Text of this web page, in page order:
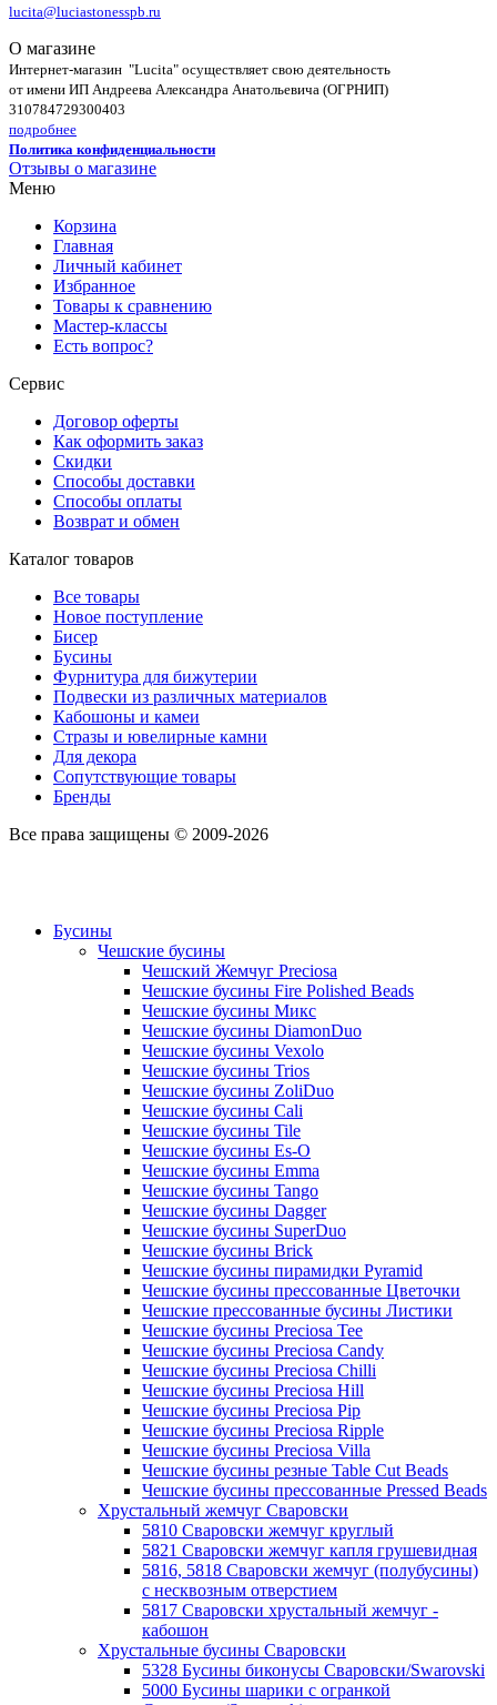
lucita@luciastonesspb.ru
О магазине
Интернет-магазин "Lucita" осуществляет свою деятельность
от имени ИП Андреева Александра Анатольевича (ОГРНИП)
310784729300403
подробнее
Политика конфиденциальности
Отзывы о магазине
Меню
Корзина
Главная
Личный кабинет
Избранное
Товары к сравнению
Мастер-классы
Есть вопрос?
Сервис
Договор оферты
Как оформить заказ
Скидки
Способы доставки
Способы оплаты
Возврат и обмен
Каталог товаров
Все товары
Новое поступление
Бисер
Бусины
Фурнитура для бижутерии
Подвески из различных материалов
Кабошоны и камеи
Стразы и ювелирные камни
Для декора
Сопутствующие товары
Бренды
Все права защищены © 2009-2026
Бусины
Чешские бусины
Чешский Жемчуг Preciosa
Чешские бусины Fire Polished Beads
Чешские бусины Микс
Чешские бусины DiamonDuo
Чешские бусины Vexolo
Чешские бусины Trios
Чешские бусины ZoliDuo
Чешские бусины Cali
Чешские бусины Tile
Чешские бусины Es-O
Чешские бусины Emma
Чешские бусины Tango
Чешские бусины Dagger
Чешские бусины SuperDuo
Чешские бусины Brick
Чешские бусины пирамидки Pyramid
Чешские бусины прессованные Цветочки
Чешские прессованные бусины Листики
Чешские бусины Preciosa Tee
Чешские бусины Preciosa Candy
Чешские бусины Preciosa Chilli
Чешские бусины Preciosa Hill
Чешские бусины Preciosa Pip
Чешские бусины Preciosa Ripple
Чешские бусины Preciosa Villa
Чешские бусины резные Table Cut Beads
Чешские бусины прессованные Pressed Beads
Хрустальный жемчуг Сваровски
5810 Сваровски жемчуг круглый
5821 Сваровски жемчуг капля грушевидная
5816, 5818 Сваровски жемчуг (полубусины)
с несквозным отверстием
5817 Сваровски хрустальный жемчуг -
кабошон
Хрустальные бусины Сваровски
5328 Бусины биконусы Сваровски/Swarovski
5000 Бусины шарики с огранкой